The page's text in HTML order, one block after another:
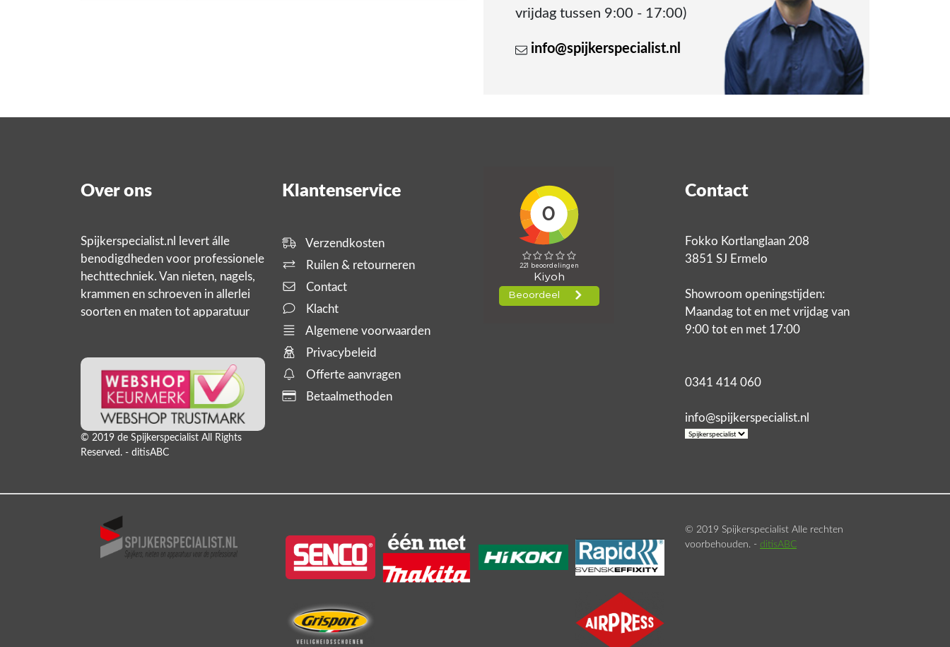
vrijdag tussen 9:00 - 17:00)
info@spijkerspecialist.nl
Over ons
Spijkerspecialist.nl levert álle
benodigdheden voor professionele
hechttechniek. Van nieten, nagels,
krammen en schroeven in allerlei
soorten en maten tot apparatuur
producten,
© 2019 de Spijkerspecialist All Rights
Reserved. - ditisABC
Klantenservice
Verzendkosten
Ruilen & retourneren
Contact
Klacht
Algemene voorwaarden
Privacybeleid
Offerte aanvragen
Betaalmethoden
Contact
Fokko Kortlanglaan 208
3851 SJ Ermelo
Showroom openingstijden:
Maandag tot en met vrijdag van
9:00 tot en met 17:00
0341 414 060
info@spijkerspecialist.nl
© 2019 Spijkerspecialist Alle rechten
voorbehouden. - ditisABC